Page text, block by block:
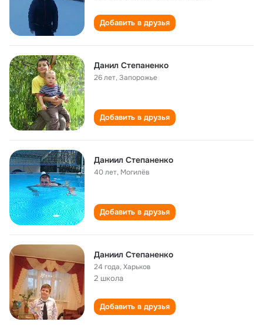
Добавить в друзья
Данил Степаненко
26 лет,Запорожье
Добавить в друзья
Даниил Степаненко
40 лет, Могилёв
Добавить в друзья
Даниил Степаненко
24 года,Харьков
2 школа
Добавить в друзья